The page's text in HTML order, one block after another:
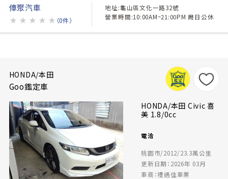
俥聚汽車
★ ★ ★ ★ ★ （0件）
地址:龜山區文化一路32號
營業時間:10:00AM~21:00PM 周日公休
HONDA/本田
Goo鑑定車
HONDA/本田 Civic 喜
美 1.8/0cc
電洽
桃園市/2012/23.3萬公里
更新日期：2026年 03月
車商：禮遇佳車業